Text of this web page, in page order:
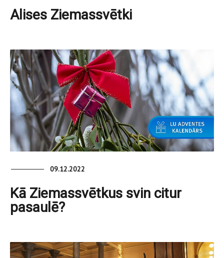
Alises Ziemassvētki
09.12.2022
Kā Ziemassvētkus svin citur
pasaulē?